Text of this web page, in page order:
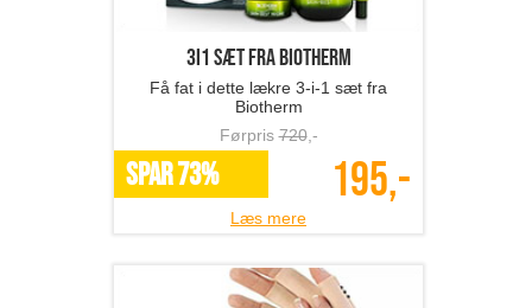
3i1 sæt fra Biotherm
Få fat i dette lækre 3-i-1 sæt fra
Biotherm
Førpris720,-
SPAR 73% 195,-
Læs mere